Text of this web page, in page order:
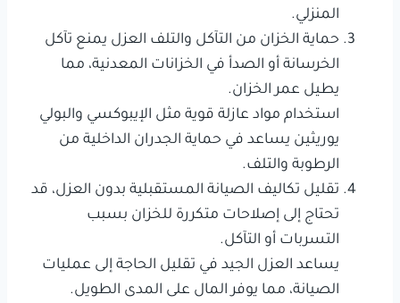
المنزلي.
حماية الخزان من التآكل والتلف العزل يمنع تآكل
الخرسانة أو الصدأ في الخزانات المعدنية، مما
يطيل عمر الخزان.
استخدام مواد عازلة قوية مثل الإيبوكسي والبولي
يوريثين يساعد في حماية الجدران الداخلية من
الرطوبة والتلف.
تقليل تكاليف الصيانة المستقبلية بدون العزل، قد
تحتاج إلى إصلاحات متكررة للخزان بسبب
التسربات أو التآكل.
يساعد العزل الجيد في تقليل الحاجة إلى عمليات
الصيانة، مما يوفر المال على المدى الطويل.